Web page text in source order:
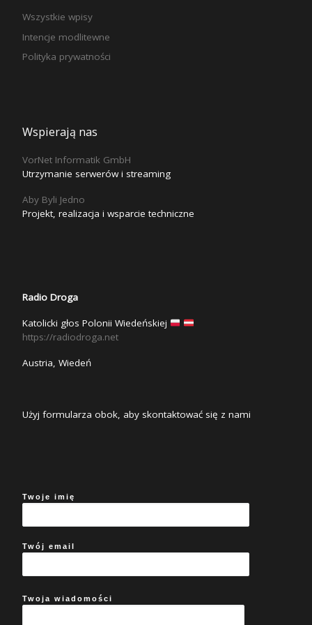
Wszystkie wpisy
Intencje modlitewne
Polityka prywatności
Wspierają nas
VorNet Informatik GmbH
Utrzymanie serwerów i streaming
Aby Byli Jedno
Projekt, realizacja i wsparcie techniczne
Radio Droga
Katolicki głos Polonii Wiedeńskiej
https://radiodroga.net
Austria, Wiedeń
Użyj formularza obok, aby skontaktować się z nami
Twoje imię
Twój email
Twoja wiadomości